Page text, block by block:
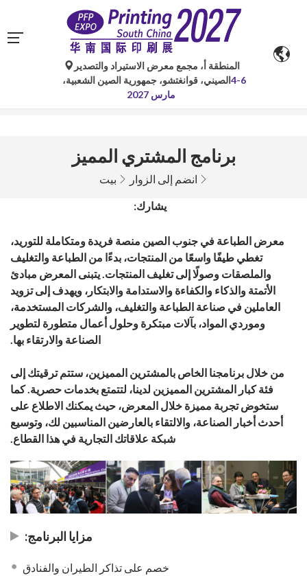
تُستخدم الترجمات الآلية من جوجل لأغراض مرجعية فقط وقد
تكون غير دقيقة. يُرجى الرجوع إلى النسخة الأصلية لأي
استفسارات.
المنطقة أ، مجمع معرض الاستيراد والتصدير
الصيني، قوانغتشو، جمهورية الصين الشعبية،4-6
مارس 2027
برنامج المشتري المميز
بيت انضم إلى الزوار
يشارك:
معرض الطباعة في جنوب الصين منصة فريدة ومتكاملة للتوريد،
تغطي طيفًا واسعًا من المنتجات، بدءًا من الطباعة والتغليف
والملصقات وصولًا إلى تغليف المنتجات. يتبنى المعرض مبادئ
الأتمتة والذكاء والكفاءة والاستدامة والابتكار، ويهدف إلى تزويد
العاملين في صناعة الطباعة والتغليف، والشركات المستخدمة،
وموردي المواد، بآلات مبتكرة وحلول أعمال متطورة لتطوير
الصناعة والارتقاء بها.
من خلال برنامجنا الخاص بالمشترين المميزين، ستتم ترقيتك إلى
فئة كبار المشترين المميزين لدينا، لتتمتع بخدمات حصرية. كما
ستخوض تجربة مميزة خلال المعرض، حيث يمكنك الاطلاع على
أحدث أخبار الصناعة، والالتقاء بالعارضين المناسبين لك، وتوسيع
شبكة علاقاتك التجارية في هذا القطاع.
مزايا البرنامج:
خصم على تذاكر الطيران والفنادق